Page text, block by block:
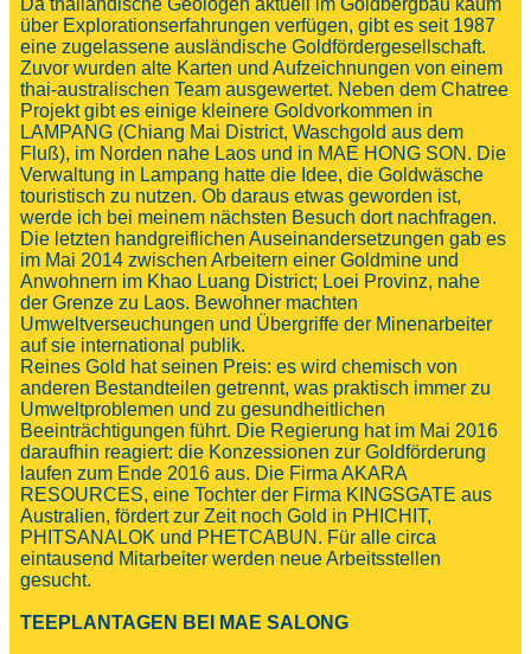
Da thailändische Geologen aktuell im Goldbergbau kaum
über Explorationserfahrungen verfügen, gibt es seit 1987
eine zugelassene ausländische Goldfördergesellschaft.
Zuvor wurden alte Karten und Aufzeichnungen von einem
thai-australischen Team ausgewertet. Neben dem Chatree
Projekt gibt es einige kleinere Goldvorkommen in
LAMPANG (Chiang Mai District, Waschgold aus dem
Fluß), im Norden nahe Laos und in MAE HONG SON. Die
Verwaltung in Lampang hatte die Idee, die Goldwäsche
touristisch zu nutzen. Ob daraus etwas geworden ist,
werde ich bei meinem nächsten Besuch dort nachfragen.
Die letzten handgreiflichen Auseinandersetzungen gab es
im Mai 2014 zwischen Arbeitern einer Goldmine und
Anwohnern im Khao Luang District; Loei Provinz, nahe
der Grenze zu Laos. Bewohner machten
Umweltverseuchungen und Übergriffe der Minenarbeiter
auf sie international publik.
Reines Gold hat seinen Preis: es wird chemisch von
anderen Bestandteilen getrennt, was praktisch immer zu
Umweltproblemen und zu gesundheitlichen
Beeinträchtigungen führt. Die Regierung hat im Mai 2016
daraufhin reagiert: die Konzessionen zur Goldförderung
laufen zum Ende 2016 aus. Die Firma AKARA
RESOURCES, eine Tochter der Firma KINGSGATE aus
Australien, fördert zur Zeit noch Gold in PHICHIT,
PHITSANALOK und PHETCABUN. Für alle circa
eintausend Mitarbeiter werden neue Arbeitsstellen
gesucht.
TEEPLANTAGEN BEI MAE SALONG